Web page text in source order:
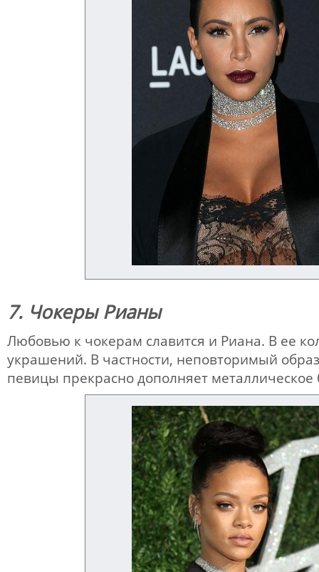
7. Чокеры Рианы
Любовью к чокерам славится и Риана. В ее
украшений. В частности, неповторимый
певицы прекрасно дополняет металлическое